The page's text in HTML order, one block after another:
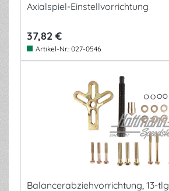
Axialspiel-Einstellvorrichtung
37,82 €
Artikel-Nr.: 027-0546
Balancerabziehvorrichtung, 13-tlg